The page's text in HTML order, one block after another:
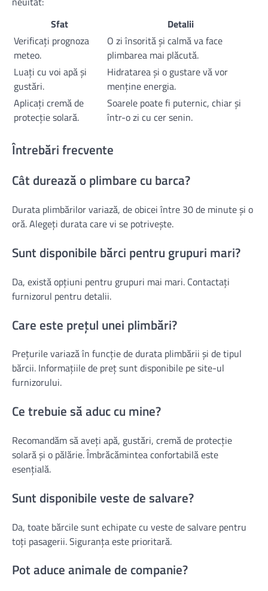
Sfat
Detalii
Verificați prognoza
meteo.
O zi însorită și calmă va face
plimbarea mai plăcută.
Luați cu voi apă și
gustări.
Hidratarea și o gustare vă vor
menține energia.
Aplicați cremă de
protecție solară.
Soarele poate fi puternic, chiar și
într-o zi cu cer senin.
Întrebări frecvente
Cât durează o plimbare cu barca?
Durata plimbărilor variază, de obicei între 30 de minute și o
oră. Alegeți durata care vi se potrivește.
Sunt disponibile bărci pentru grupuri mari?
Da, există opțiuni pentru grupuri mai mari. Contactați
furnizorul pentru detalii.
Care este prețul unei plimbări?
Prețurile variază în funcție de durata plimbării și de tipul
bărcii. Informațiile de preț sunt disponibile pe site-ul
furnizorului.
Ce trebuie să aduc cu mine?
Recomandăm să aveți apă, gustări, cremă de protecție
solară și o pălărie. Îmbrăcămintea confortabilă este
esențială.
Sunt disponibile veste de salvare?
Da, toate bărcile sunt echipate cu veste de salvare pentru
toți pasagerii. Siguranța este prioritară.
Pot aduce animale de companie?